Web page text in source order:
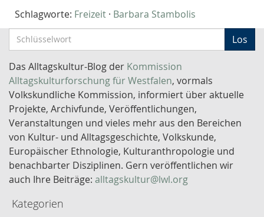
Schlagworte: Freizeit · Barbara Stambolis
c
h
l
ü
s
s
e
l
w
o
Los
Das Alltagskultur-Blog der Kommission
Alltagskulturforschung für Westfalen, vormals
Volkskundliche Kommission, informiert über aktuelle
Projekte, Archivfunde, Veröffentlichungen,
Veranstaltungen und vieles mehr aus den Bereichen
von Kultur- und Alltagsgeschichte, Volkskunde,
Europäischer Ethnologie, Kulturanthropologie und
benachbarter Disziplinen. Gern veröffentlichen wir
auch Ihre Beiträge: alltagskultur@lwl.org
Kategorien